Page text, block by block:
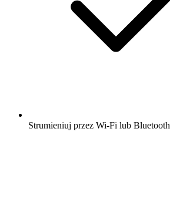
Strumieniuj przez Wi-Fi lub Bluetooth